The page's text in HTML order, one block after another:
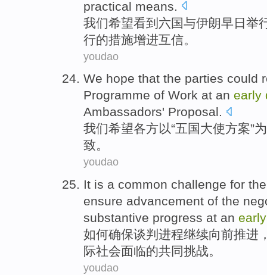
practical means
我们希望看到六国与伊朗早日举
行的措施增进互信。
youdao
We hope that the parties could
Programme of Work at an early
Ambassadors' Proposal.
我们希望各方以“五国大使方案”为
致。
youdao
It is a common challenge for the
ensure advancement of the
substantive progress at an
如何确保谈判 进程继续向前推进
际社会面临的共同挑战。
youdao